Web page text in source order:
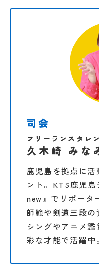
司会
フリーランスタレ
久木崎 みな
鹿児島を拠点に
ント。​KTS鹿児
new』でリポータ
師範や剣道三段
シングやアニメ
彩な才能で活躍中。